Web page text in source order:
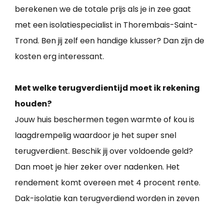
berekenen we de totale prijs als je in zee gaat
met een isolatiespecialist in Thorembais-Saint-
Trond. Ben jij zelf een handige klusser? Dan zijn de
kosten erg interessant.
Met welke terugverdientijd moet ik rekening
houden?
Jouw huis beschermen tegen warmte of kou is
laagdrempelig waardoor je het super snel
terugverdient. Beschik jij over voldoende geld?
Dan moet je hier zeker over nadenken. Het
rendement komt overeen met 4 procent rente.
Dak-isolatie kan terugverdiend worden in zeven